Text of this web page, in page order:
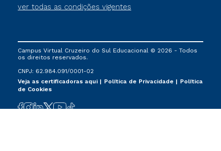
ver todas as condições vigentes
Campus Virtual Cruzeiro do Sul Educacional © 2026 - Todos
os direitos reservados.
CNPJ: 62.984.091/0001-02
Veja as certificadoras aqui
Política de Privacidade
Política
de Cookies